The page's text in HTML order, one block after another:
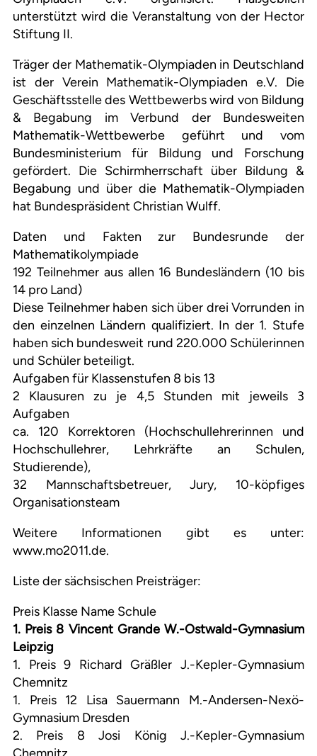
unterstützt wird die Veranstaltung von der Hector
Stiftung II.
Träger der Mathematik-Olympiaden in Deutschland
ist der Verein Mathematik-Olympiaden e.V. Die
Geschäftsstelle des Wettbewerbs wird von Bildung
& Begabung im Verbund der Bundesweiten
Mathematik-Wettbewerbe geführt und vom
Bundesministerium für Bildung und Forschung
gefördert. Die Schirmherrschaft über Bildung &
Begabung und über die Mathematik-Olympiaden
hat Bundespräsident Christian Wulff.
Daten und Fakten zur Bundesrunde der
Mathematikolympiade
192 Teilnehmer aus allen 16 Bundesländern (10 bis
14 pro Land)
Diese Teilnehmer haben sich über drei Vorrunden in
den einzelnen Ländern qualifiziert. In der 1. Stufe
haben sich bundesweit rund 220.000 Schülerinnen
und Schüler beteiligt.
Aufgaben für Klassenstufen 8 bis 13
2 Klausuren zu je 4,5 Stunden mit jeweils 3
Aufgaben
ca. 120 Korrektoren (Hochschullehrerinnen und
Hochschullehrer, Lehrkräfte an Schulen,
Studierende),
32 Mannschaftsbetreuer, Jury, 10-köpfiges
Organisationsteam
Weitere Informationen gibt es unter:
www.mo2011.de.
Liste der sächsischen Preisträger:
Preis Klasse Name Schule
1. Preis 8 Vincent Grande W.-Ostwald-Gymnasium
Leipzig
1. Preis 9 Richard Gräßler J.-Kepler-Gymnasium
Chemnitz
1. Preis 12 Lisa Sauermann M.-Andersen-Nexö-
Gymnasium Dresden
2. Preis 8 Josi König J.-Kepler-Gymnasium
Chemnitz